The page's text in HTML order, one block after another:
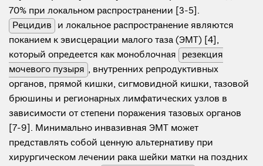
70% при локальном распространении [3-5].
Рецидив и локальное распространение являются
поканием к эвисцерации малого таза (ЭМТ) [4],
который опредеется как моноблочная резекция
мочевого пузыря , внутренних репродуктивных
органов, прямой кишки, сигмовидной кишки, тазовой
брюшины и регионарных лимфатических узлов в
зависимости от степени поражения тазовых органов
[7-9]. Минимально инвазивная ЭМТ может
представлять собой ценную альтернативу при
хирургическом лечении рака шейки матки на поздних